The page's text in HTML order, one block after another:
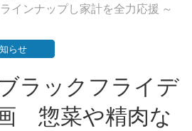
インナップし家計を全力応援 ～
らせ
ラックフライデ
惣菜や精肉な